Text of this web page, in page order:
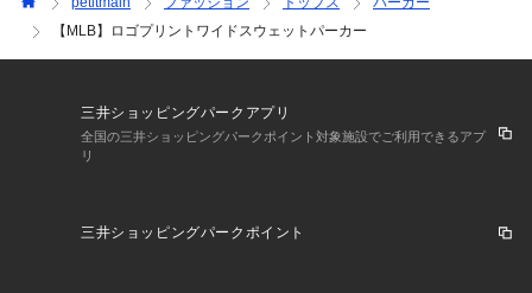
【ポケット】あり
【アジャスター】なし
【MLB】ロゴプリントワイドスウェットパーカー
三井ショッピングパークアプリ
全国の三井ショッピングパークポイント対象施設でご利用できるアプ
リ
三井ショッピングパークポイント